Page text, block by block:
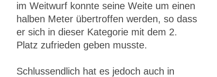
im Weitwurf konnte seine Weite um einen
halben Meter übertroffen werden, so dass
er sich in dieser Kategorie mit dem 2.
Platz zufrieden geben musste.
Schlussendlich hat es jedoch auch in